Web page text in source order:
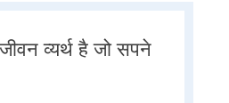
व्यर्थ है जो सपने